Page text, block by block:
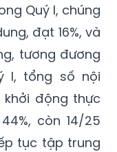
Quý I, chúng
đạt 16%, và
tương đương
I, tổng số nội
động thực
còn 14/25
tục tập trung